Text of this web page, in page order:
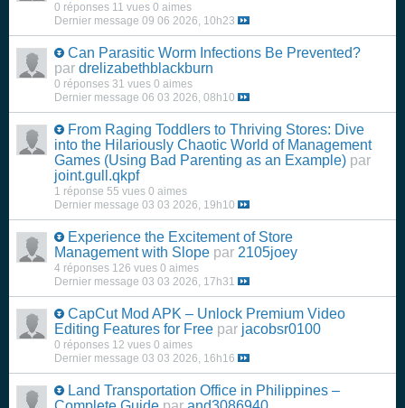
0 réponses 11 vues 0 aimes
Dernier message 09 06 2026, 10h23
Can Parasitic Worm Infections Be Prevented?
par drelizabethblackburn
0 réponses 31 vues 0 aimes
Dernier message 06 03 2026, 08h10
From Raging Toddlers to Thriving Stores: Dive
into the Hilariously Chaotic World of Management
Games (Using Bad Parenting as an Example) par
joint.gull.qkpf
1 réponse 55 vues 0 aimes
Dernier message 03 03 2026, 19h10
Experience the Excitement of Store
Management with Slope par 2105joey
4 réponses 126 vues 0 aimes
Dernier message 03 03 2026, 17h31
CapCut Mod APK – Unlock Premium Video
Editing Features for Free par jacobsr0100
0 réponses 12 vues 0 aimes
Dernier message 03 03 2026, 16h16
Land Transportation Office in Philippines –